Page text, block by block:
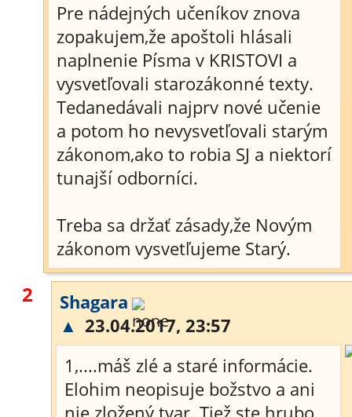
Pre nádejných učeníkov znova
zopakujem,že apoštoli hlásali
naplnenie Písma v KRISTOVI a
vysvetľovali starozákonné texty.
Tedanedávali najprv nové učenie
a potom ho nevysvetľovali starým
zákonom,ako to robia SJ a niektorí
tunajší odborníci.
Treba sa držať zásady,že Novým
zákonom vysvetľujeme Starý.
2
Shagara
▲ 23.04.2017, 23:57
1,....máš zlé a staré informácie.
Elohim neopisuje božstvo a ani
nie zložený tvar. Tiež ste hrubo